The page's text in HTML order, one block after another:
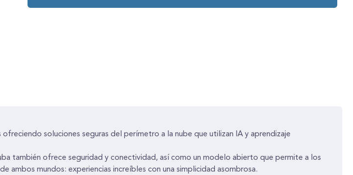
soluciones seguras del perímetro a la nube que utilizan IA y aprendizaje
también ofrece seguridad y conectividad, así como un modelo abierto que permite a los
ambos mundos: experiencias increíbles con una simplicidad asombrosa.